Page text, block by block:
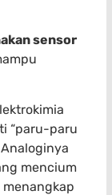
sensor
“paru-paru
mencium
menangkap